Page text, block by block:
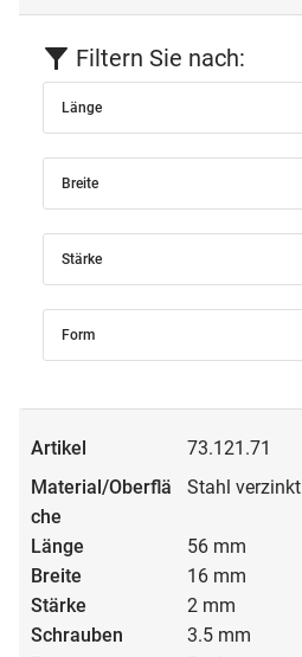
Filtern Sie nach:
Länge
Breite
Stärke
Form
73.121.71
Stahl verzinkt
56 mm
16 mm
2 mm
3.5 mm